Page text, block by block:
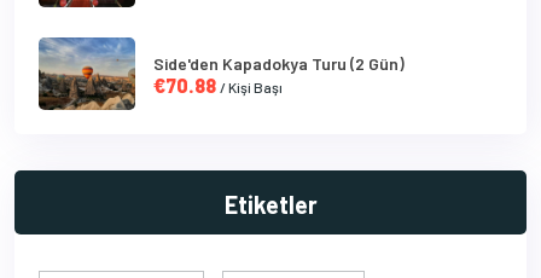
Side'den Kapadokya Turu (2 Gün)
€70.88 / Kişi Başı
Etiketler